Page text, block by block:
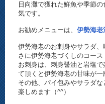
日向灘で獲れた鮮魚や季節
気です。
お勧めメニューは、伊勢海老
伊勢海老のお刺身やサラダ
さに伊勢海老づくしのコース
お刺身は、刺身醤油と岩塩
て頂くと伊勢海老の甘味が一
その他、パイ包みやサラダ
楽しめます（^^）